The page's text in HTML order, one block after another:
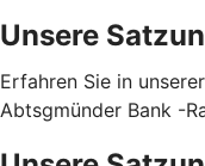
Unsere
Erfahren Sie in
Abtsgmünder Bank -